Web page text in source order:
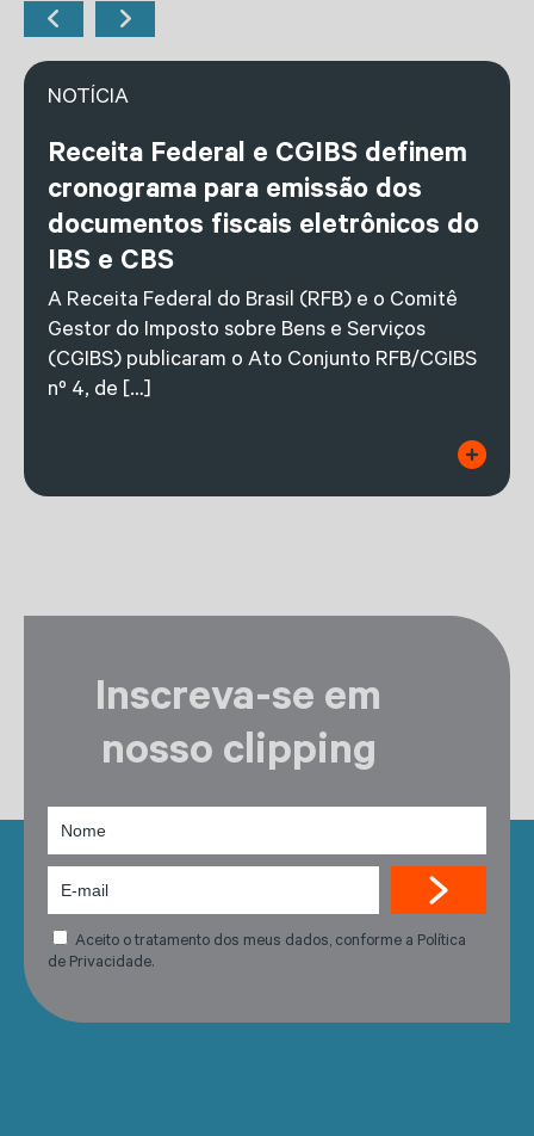
NOTÍCIA
Receita Federal e CGIBS definem
cronograma para emissão dos
documentos fiscais eletrônicos do
IBS e CBS
A Receita Federal do Brasil (RFB) e o Comitê
Gestor do Imposto sobre Bens e Serviços
(CGIBS) publicaram o Ato Conjunto RFB/CGIBS
nº 4, de […]
Inscreva-se em
nosso clipping
Aceito o tratamento dos meus dados, conforme a Política
de Privacidade.